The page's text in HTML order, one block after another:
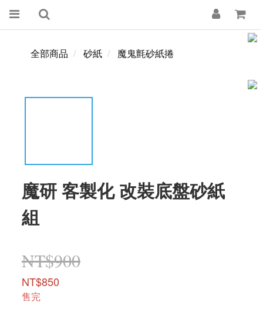
全部商品 砂紙 魔鬼氈砂紙捲
魔研 客製化 改裝底盤砂紙
組
NT$900
NT$850
售完